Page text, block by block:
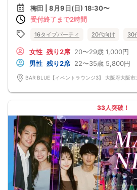
◇平均参加人数50名！
【注意事項】
■当日の持ち物
■留意事項
等）によりイベント中止になる可能性もございます。
交通費等の補償は致しかねますのであらかじめご了承
・当日は時間に余裕をもってお越しください。10分
【その他】
男女5対5
■飲食
アルコール/ソフトドリンク付き
軽食あり
梅田 | 8月9日(日) 18:30〜
受付終了まで2時間
16タイプパーティ 20代向け 30
女性 残り2席 20〜29歳 1,000円
男性 残り2席 22〜35歳 5,800円
BAR BLUE【イベントラウンジ3】 大阪府大阪
33人突破！